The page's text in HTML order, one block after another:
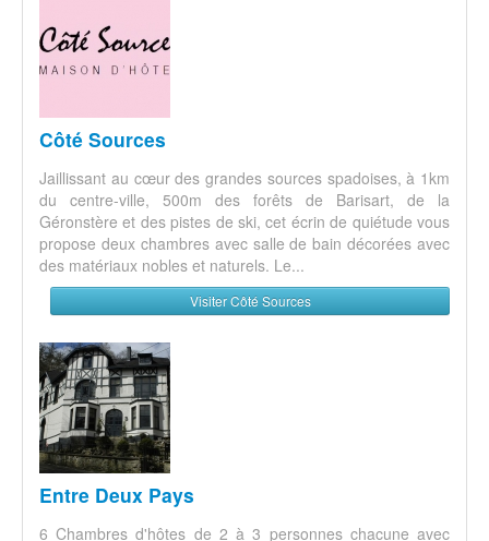
Côté Sources
Jaillissant au cœur des grandes sources spadoises, à 1km
du centre-ville, 500m des forêts de Barisart, de la
Géronstère et des pistes de ski, cet écrin de quiétude vous
propose deux chambres avec salle de bain décorées avec
des matériaux nobles et naturels. Le...
Visiter Côté Sources
Entre Deux Pays
6 Chambres d'hôtes de 2 à 3 personnes chacune avec